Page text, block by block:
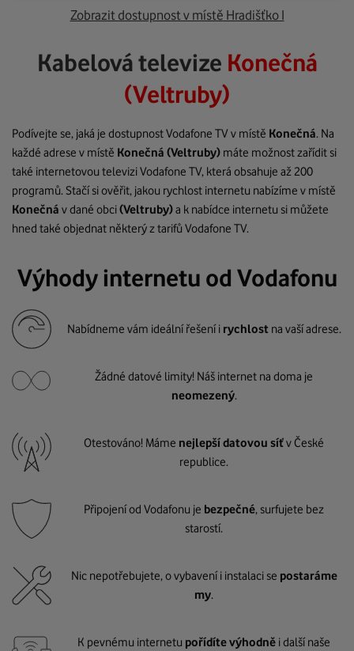
Zobrazit dostupnost v místě Hradišťko I
Kabelová televize Konečná
(Veltruby)
Podívejte se, jaká je dostupnost Vodafone TV v místě Konečná. Na
každé adrese v místě Konečná (Veltruby) máte možnost zařídit si
také internetovou televizi Vodafone TV, která obsahuje až 200
programů. Stačí si ověřit, jakou rychlost internetu nabízíme v místě
Konečná v dané obci(Veltruby)a k nabídce internetu si můžete
hned také objednat některý z tarifů Vodafone TV.
Výhody internetu od Vodafonu
Nabídneme vám ideální řešení i rychlost na vaší adrese.
Žádné datové limity! Náš internet na doma je
neomezený.
Otestováno! Máme nejlepší datovou síťv České
republice.
Připojení od Vodafonu je bezpečné, surfujete bez
starostí.
Nic nepotřebujete, o vybavení i instalaci se postaráme
my.
K pevnému internetu pořídíte výhodně i další naše